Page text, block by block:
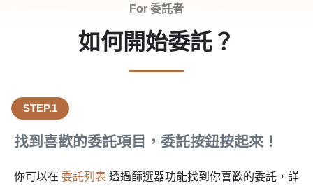
For 委託者
如何開始委託？
STEP.1
找到喜歡的委託項目，委託按鈕按起來！
你可以在 委託列表 透過篩選器功能找到你喜歡的委託，詳